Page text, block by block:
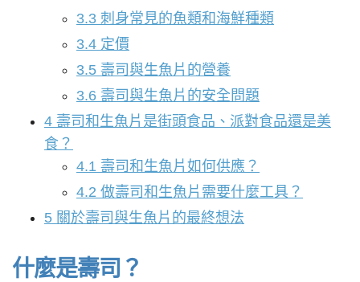
3.3 刺身常見的魚類和海鮮種類
3.4 定價
3.5 壽司與生魚片的營養
3.6 壽司與生魚片的安全問題
4 壽司和生魚片是街頭食品、派對食品還是美
食？
4.1 壽司和生魚片如何供應？
4.2 做壽司和生魚片需要什麼工具？
5 關於壽司與生魚片的最終想法
什麼是壽司？